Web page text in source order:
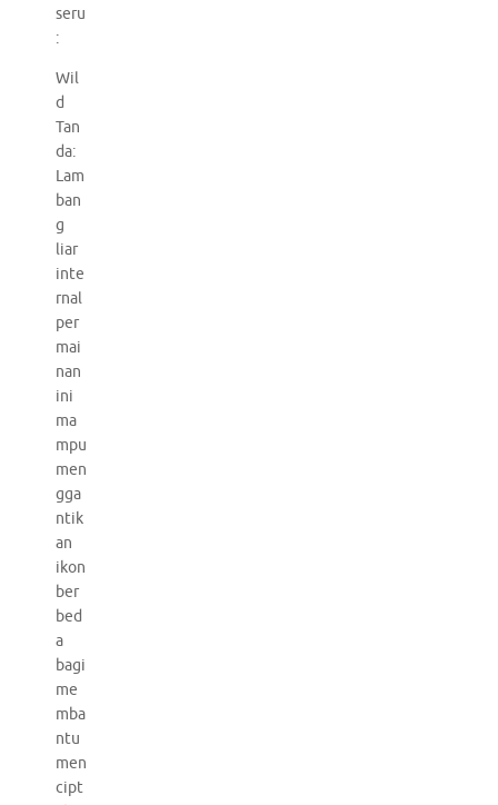
seru
:
Wil
d
Tan
da:
Lam
ban
g
liar
inte
rnal
per
mai
nan
ini
ma
mpu
men
gga
ntik
an
ikon
ber
bed
a
bagi
me
mba
ntu
men
cipt